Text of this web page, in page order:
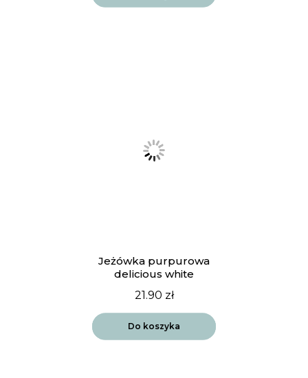
Jeżówka purpurowa
delicious white
21.90 zł
Do koszyka